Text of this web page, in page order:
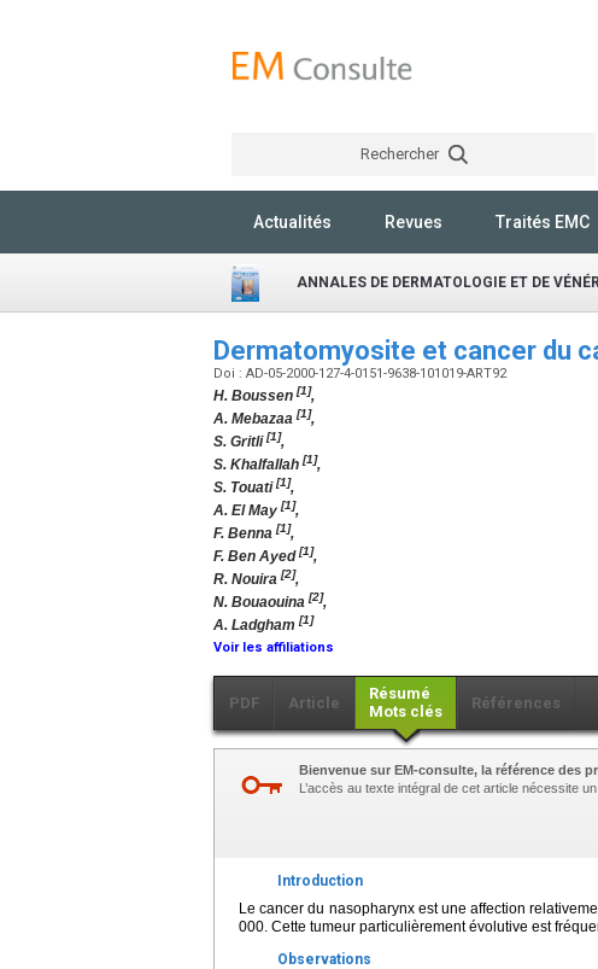
Rechercher
Actualités Revues Traités EMC
ANNALES DE DERMATOLOGIE ET DE
Dermatomyosite et cancer du
Doi : AD-05-2000-127-4-0151-9638-101019-ART92
H. Boussen [1],
A. Mebazaa [1],
S. Gritli[1],
S. Khalfallah [1],
S. Touati[1],
A. El May [1],
F. Benna [1],
F. Ben Ayed[1],
R. Nouira [2],
N. Bouaouina [2],
A. Ladgham [1]
Voir les affiliations
PDF Article
Résumé
Mots clés
Références
Bienvenue sur EM-consulte, la référence des
L’accès au texte intégral de cet article nécessite
Introduction
Le cancer du nasopharynx est une affection
000. Cette tumeur particulièrement évolutive est
Observations